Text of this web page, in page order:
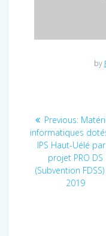
by
Navigation
l’article
Previous:
post:
informatiques
IPS Haut-Uélé
projet PRO DS
(Subvention
2019